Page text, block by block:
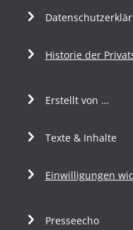
Historie der
Erstellt von …
Texte & Inhalte
Einwilligungen
Presseecho